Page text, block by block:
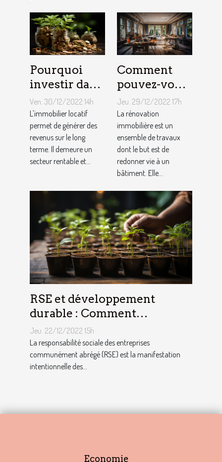
Pourquoi
investir dans
l'immobilier
?
Ven. 30/12/2022 14h
L'immobilier locatif
permet de générer des
revenus sur le long
terme. Il demeure un
secteur rentable et...
Comment
pouvez-vous
faire une
rénovation
immobilière
?
Jeu. 29/12/2022 17h
La rénovation
immobilière est un
ensemble de travaux
dont le but est de
redonner vie à un
bâtiment. Elle...
RSE et développement
durable : Comment
décrocher vite un emploi
avec ce profil ?
Jeu. 22/12/2022 15h
La responsabilité sociale des entreprises
communément abrégé (RSE) est la manifestation
intentionnelle des...
Economie